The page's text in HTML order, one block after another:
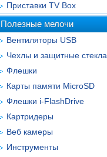
Приставки TV Box
Полезные мелочи
Вентиляторы USB
Чехлы и защитные стекла
Флешки
Карты памяти MicroSD
Флешки i-FlashDrive
Картридеры
Веб камеры
Инструменты